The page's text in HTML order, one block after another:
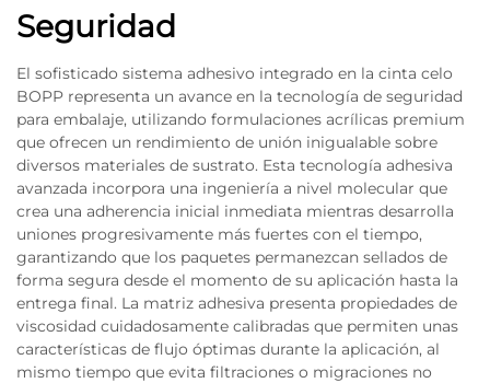
Seguridad
El sofisticado sistema adhesivo integrado en la cinta celo
BOPP representa un avance en la tecnología de seguridad
para embalaje, utilizando formulaciones acrílicas premium
que ofrecen un rendimiento de unión inigualable sobre
diversos materiales de sustrato. Esta tecnología adhesiva
avanzada incorpora una ingeniería a nivel molecular que
crea una adherencia inicial inmediata mientras desarrolla
uniones progresivamente más fuertes con el tiempo,
garantizando que los paquetes permanezcan sellados de
forma segura desde el momento de su aplicación hasta la
entrega final. La matriz adhesiva presenta propiedades de
viscosidad cuidadosamente calibradas que permiten unas
características de flujo óptimas durante la aplicación, al
mismo tiempo que evita filtraciones o migraciones no